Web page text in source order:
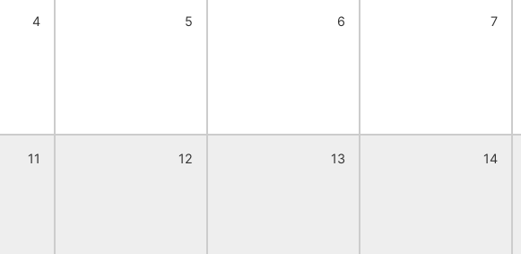
4 5 6 7
11 12 13 14